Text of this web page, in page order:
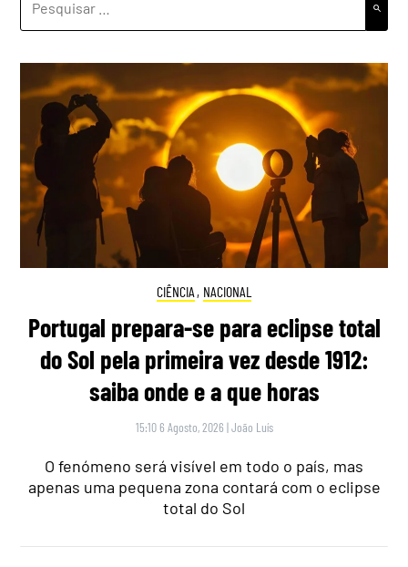
POR:
CIÊNCIA , NACIONAL
Portugal prepara-se para eclipse total
do Sol pela primeira vez desde 1912:
saiba onde e a que horas
15:10 6 Agosto, 2026 |João Luís
O fenómeno será visível em todo o país, mas
apenas uma pequena zona contará com o eclipse
total do Sol